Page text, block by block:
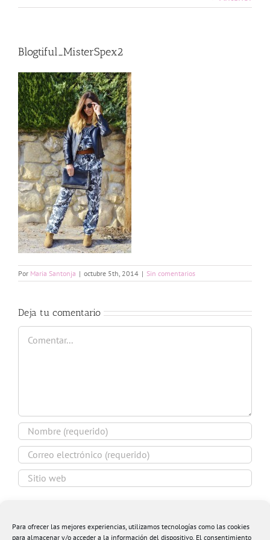
Para ofrecer las mejores experiencias, utilizamos tecnologías como las cookies
para almacenar y/o acceder a la información del dispositivo. El consentimiento
Blogtiful_MisterSpex2
Por Maria Santonja | octubre 5th, 2014 | Sin comentarios
Deja tu comentario
Comentar
navegador para la próxima vez que comente.